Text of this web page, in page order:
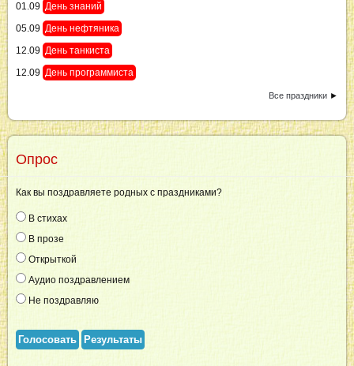
01.09 День знаний
05.09 День нефтяника
12.09 День танкиста
12.09 День программиста
Все праздники ►
Опрос
Как вы поздравляете родных с праздниками?
В стихах
В прозе
Открыткой
Аудио поздравлением
Не поздравляю
Голосовать Результаты